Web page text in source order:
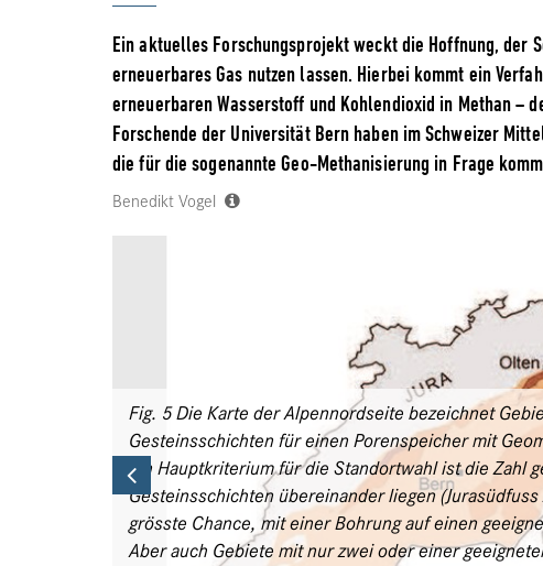
Ein aktuelles Forschungsprojekt weckt die Hoffnung, der
erneuerbares Gas nutzen lassen. Hierbei kommt ein
erneuerbaren Wasserstoff und Kohlendioxid in Methan –
Forschende der Universität Bern haben im Schweizer
die für die sogenannte Geo-Methanisierung in Frage
Benedikt Vogel
Fig. 5 Die Karte der Alpennordseite bezeichnet
Gesteinsschichten für einen Porenspeicher mit
Ein Hauptkriterium für die Standortwahl ist die Zahl
Gesteinsschichten übereinander liegen
grösste Chance, mit einer Bohrung auf einen
Aber auch Gebiete mit nur zwei oder einer
Previous